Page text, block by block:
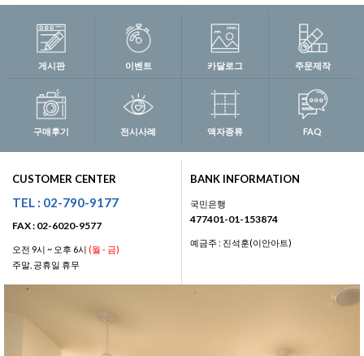
게시판 이벤트 카달로그 주문제작
구매후기 전시사례 액자종류 FAQ
CUSTOMER CENTER
TEL : 02-790-9177
FAX : 02-6020-9577
오전 9시 ~ 오후 6시 (월 - 금)
주말, 공휴일 휴무
BANK INFORMATION
국민은행
477401-01-153874
예금주 : 진석훈(이안아트)